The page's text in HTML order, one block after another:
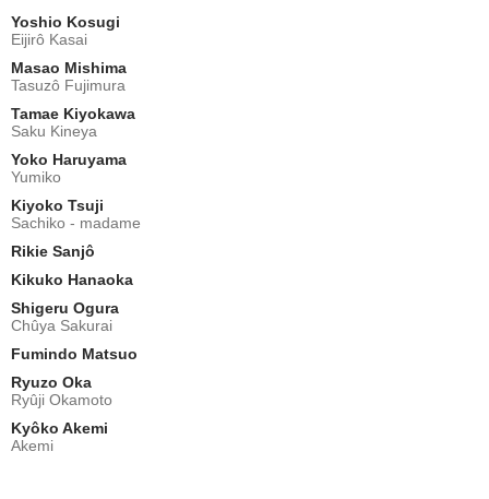
Yoshio Kosugi
Eijirô Kasai
Masao Mishima
Tasuzô Fujimura
Tamae Kiyokawa
Saku Kineya
Yoko Haruyama
Yumiko
Kiyoko Tsuji
Sachiko - madame
Rikie Sanjô
Kikuko Hanaoka
Shigeru Ogura
Chûya Sakurai
Fumindo Matsuo
Ryuzo Oka
Ryûji Okamoto
Kyôko Akemi
Akemi